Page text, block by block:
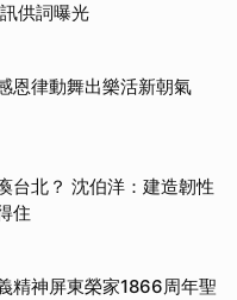
供詞曝光
恩律動舞出樂活新朝氣
台北？ 沈伯洋：建造韌性
住
精神屏東榮家1866周年聖